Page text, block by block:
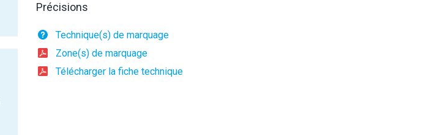
Précisions
Technique(s) de marquage
Zone(s) de marquage
Télécharger la fiche technique